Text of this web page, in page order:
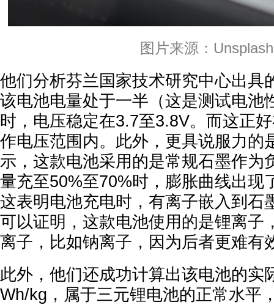
图片来源：Unsplash
他们分析芬兰国家技术研究中心出具
该电池电量处于一半（这是测试电池
时，电压稳定在3.7至3.8V。而这正
作电压范围内。此外，更具说服力的
示，这款电池采用的是常规石墨作为
量充至50%至70%时，膨胀曲线出现
这表明电池充电时，有离子嵌入到石
可以证明，这款电池使用的是锂离子
离子，比如钠离子，因为后者更难有
此外，他们还成功计算出该电池的实
Wh/kg，属于三元锂电池的正常水平